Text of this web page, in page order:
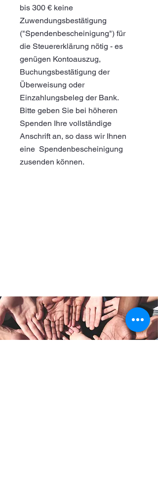
bis 300 € keine
Zuwendungsbestätigung
("Spendenbescheinigung") für
die Steuererklärung nötig - es
genügen Kontoauszug,
Buchungsbestätigung der
Überweisung oder
Einzahlungsbeleg der Bank.
Bitte geben Sie bei höheren
Spenden Ihre vollständige
Anschrift an, so dass wir Ihnen
eine Spendenbescheinigung
zusenden können.